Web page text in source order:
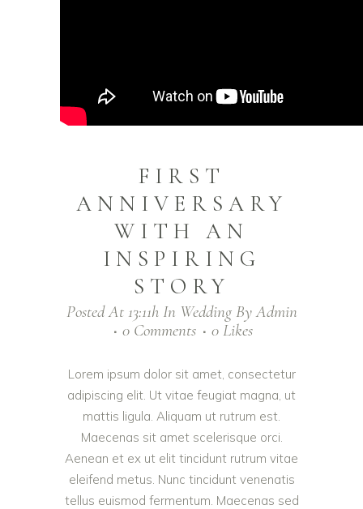
FIRST
ANNIVERSARY
WITH AN
INSPIRING
STORY
Posted At 13:11hIn Wedding ByAdmin
0 Comments
0 Likes
Lorem ipsum dolor sit amet, consectetur
adipiscing elit. Ut vitae feugiat magna, ut
mattis ligula. Aliquam ut rutrum est.
Maecenas sit amet scelerisque orci.
Aenean et ex ut elit tincidunt rutrum vitae
eleifend metus. Nunc tincidunt venenatis
tellus euismod fermentum. Maecenas sed